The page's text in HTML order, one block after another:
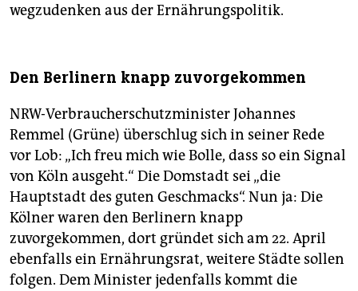
wegzudenken aus der Ernährungspolitik.
Den Berlinern knapp zuvorgekommen
NRW-Verbraucherschutzminister Johannes
Remmel (Grüne) überschlug sich in seiner Rede
vor Lob: „Ich freu mich wie Bolle, dass so ein Signal
von Köln ausgeht.“ Die Domstadt sei „die
Hauptstadt des guten Geschmacks“. Nun ja: Die
Kölner waren den Berlinern knapp
zuvorgekommen, dort gründet sich am 22. April
ebenfalls ein Ernährungsrat, weitere Städte sollen
folgen. Dem Minister jedenfalls kommt die